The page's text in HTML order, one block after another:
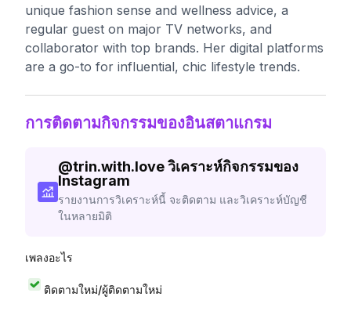
unique fashion sense and wellness advice, a
regular guest on major TV networks, and
collaborator with top brands. Her digital platforms
are a go-to for influential, chic lifestyle trends.
การติดตามกิจกรรมของอินสตาแกรม
@trin.with.loveวิเคราะห์กิจกรรมของ
Instagram
รายงานการวิเคราะห์นี้ จะติดตาม และวิเคราะห์บัญชี
ในหลายมิติ
เพลงอะไร
ติดตามใหม่/ผู้ติดตามใหม่